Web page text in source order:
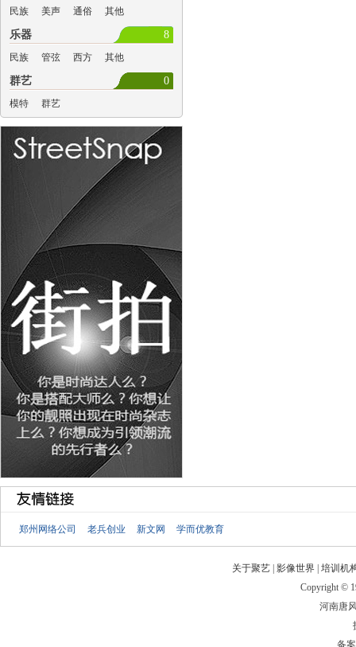
民族 美声 通俗 其他
8
乐器
民族 管弦 西方 其他
0
群艺
模特 群艺
郑州网络公司 老兵创业 新文网 学而优教育
关于聚艺 影像世界 培训机
Copyright ©
河南唐
备